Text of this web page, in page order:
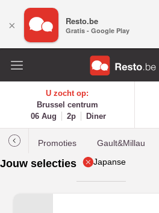
U zocht op:
Brussel centrum
06 Aug
2p Diner
Promoties Gault&Millau
Jouw selecties Japanse
× Resto.be
Gratis - Google Play